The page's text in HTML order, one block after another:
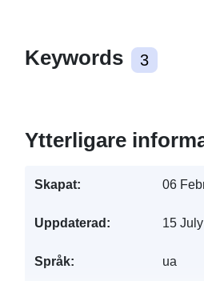
Keywords 3
Ytterligare
Skapat: 06
Uppdaterad: 15
Språk: ua